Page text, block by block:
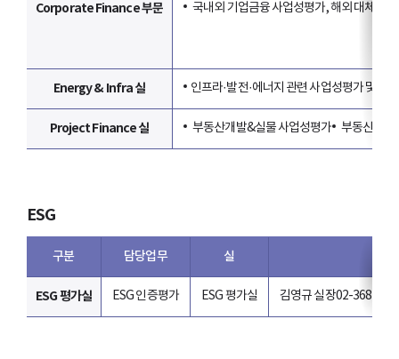
Corporate Finance 부문 국내외 기업금융 사업성평가, 해외 대체투
Energy & Infra 실 인프라·발전·에너지 관련 사업성평가 및 가
Project Finance 실 부동산개발&실물 사업성평가 부동산 사
ESG
구분 담당업무 실
ESG 평가실 ESG 인증평가 ESG 평가실 김영규 실장02-368-